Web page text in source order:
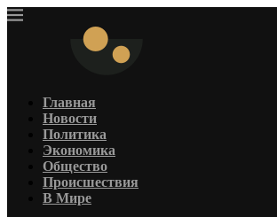
Главная
Новости
Политика
Экономика
Общество
Происшествия
В Мире